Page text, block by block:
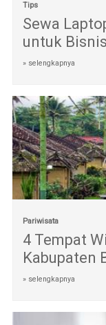
Tips
Sewa
untuk
» selengkapnya
Pariwisata
4 Tempat
Kabupaten
» selengkapnya